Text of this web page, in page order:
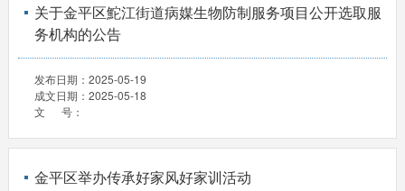
关于金平区鮀江街道病媒生物防制服务项目公开选取服
务机构的公告
发布日期： 2025-05-19
成文日期： 2025-05-18
文 号：
金平区举办传承好家风好家训活动